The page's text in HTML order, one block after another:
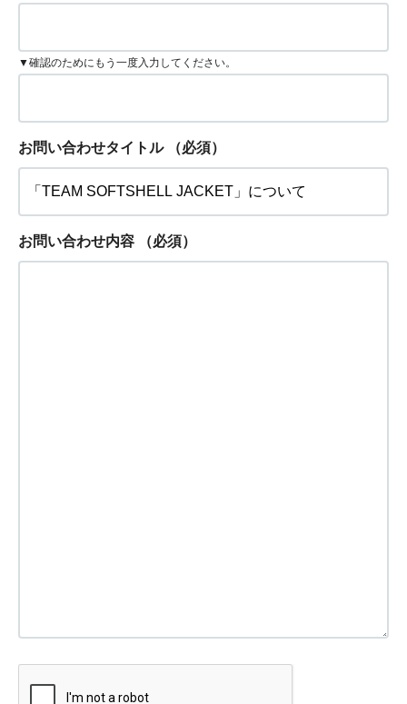
▼確認のためにもう一度入力してください。
お問い合わせタイトル （必須）
お問い合わせ内容 （必須）